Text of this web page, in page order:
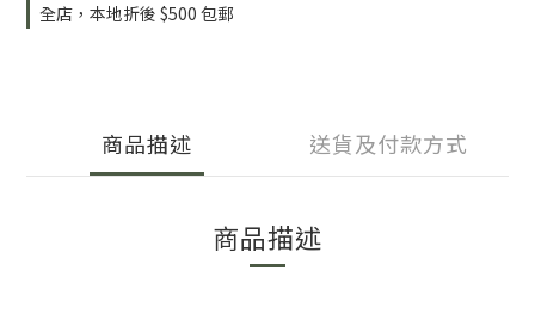
全店，本地折後 $500 包郵
商品描述 送貨及付款方式
商品描述